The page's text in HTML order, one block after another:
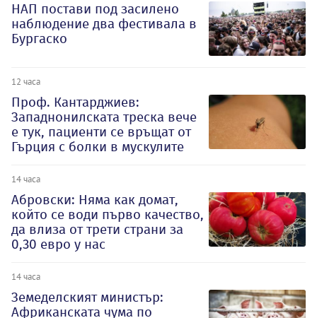
НАП постави под засилено
наблюдение два фестивала в
Бургаско
12 часа
Проф. Кантарджиев:
Западнонилската треска вече
е тук, пациенти се връщат от
Гърция с болки в мускулите
14 часа
Абровски: Няма как домат,
който се води първо качество,
да влиза от трети страни за
0,30 евро у нас
14 часа
Земеделският министър:
Африканската чума по